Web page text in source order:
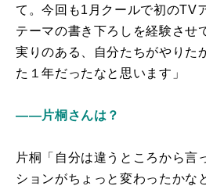
て。今回も1月クールで初のTV
テーマの書き下ろしを経験させ
実りのある、自分たちがやりた
た１年だったなと思います」
――片桐さんは？
片桐「自分は違うところから言
ションがちょっと変わったかな